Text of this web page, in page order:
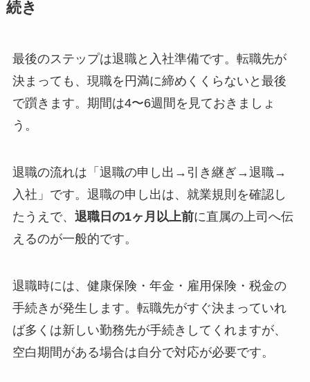
続き
最後のステップは退職と入社準備です。転職先が
決まっても、現職を円満に締めくくらないと最後
で躓きます。期間は4〜6週間を見ておきましょ
う。
退職の流れは「退職の申し出→引き継ぎ→退職→
入社」です。退職の申し出は、就業規則を確認し
たうえで、 退職日の1ヶ月以上前に直属の上司へ伝
えるのが一般的です。
退職時には、健康保険・年金・雇用保険・税金の
手続きが発生します。転職先がすぐ決まっていれ
ば多くは新しい勤務先が手続きしてくれますが、
空白期間がある場合は自分で対応が必要です。